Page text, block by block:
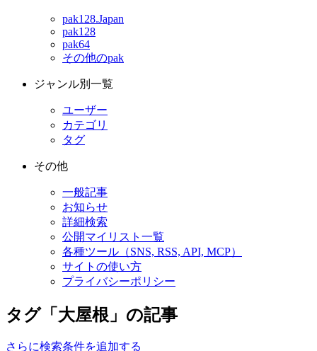
pak128.Japan
pak128
pak64
その他のpak
ジャンル別一覧
ユーザー
カテゴリ
タグ
その他
一般記事
お知らせ
詳細検索
公開マイリスト一覧
各種ツール（SNS, RSS, API, MCP）
サイトの使い方
プライバシーポリシー
タグ「大屋根」の記事
さらに検索条件を追加する